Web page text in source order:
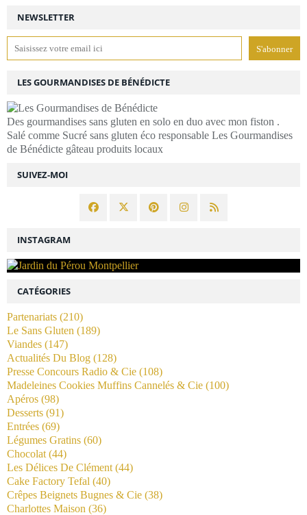
NEWSLETTER
SUIVEZ-MOI
LES GOURMANDISES DE BÉNÉDICTE
Des gourmandises sans gluten en solo en duo avec mon fiston .
Salé comme Sucré sans gluten éco responsable Les Gourmandises
de Bénédicte gâteau produits locaux
INSTAGRAM
CATÉGORIES
Partenariats (210)
Le Sans Gluten (189)
Viandes (147)
Actualités Du Blog (128)
Presse Concours Radio & Cie (108)
Madeleines Cookies Muffins Cannelés & Cie (100)
Apéros (98)
Desserts (91)
Entrées (69)
Légumes Gratins (60)
Chocolat (44)
Les Délices De Clément (44)
Cake Factory Tefal (40)
Crêpes Beignets Bugnes & Cie (38)
Charlottes Maison (36)